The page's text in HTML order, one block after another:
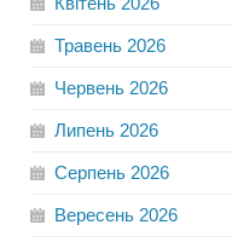
Травень 2026
Червень 2026
Липень 2026
Серпень 2026
Вересень 2026